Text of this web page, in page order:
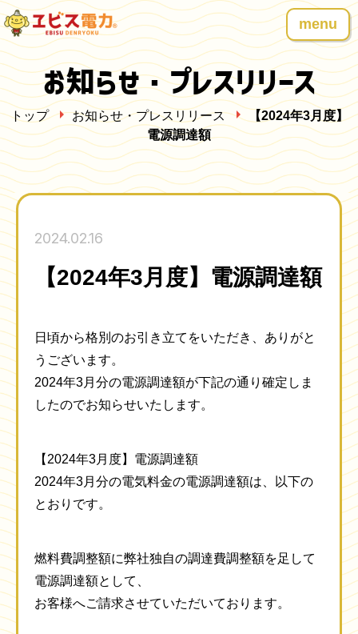
menu
お知らせ・プレスリリース
トップ お知らせ・プレスリリース
【2024年3月度】
電源調達額
2024.02.16
【2024年3月度】電源調達額
日頃から格別のお引き立てをいただき、ありがと
うございます。
2024年3月分の電源調達額が下記の通り確定しま
したのでお知らせいたします。
【2024年3月度】電源調達額
2024年3月分の電気料金の電源調達額は、以下の
とおりです。
燃料費調整額に弊社独自の調達費調整額を足して
電源調達額として、
お客様へご請求させていただいております。